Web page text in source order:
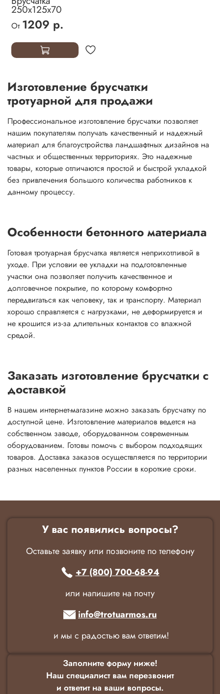
250х125х70
От 1209 р.
Изготовление брусчатки
тротуарной для продажи
Профессиональное изготовление брусчатки позволяет
нашим покупателям получать качественный и надежный
материал для благоустройства ландшафтных дизайнов на
частных и общественных территориях. Это надежные
товары, которые отличаются простой и быстрой укладкой
без привлечения большого количества работников к
данному процессу.
Особенности бетонного материала
Готовая тротуарная брусчатка является неприхотливой в
уходе. При условии ее укладки на подготовленные
участки она позволяет получить качественное и
долговечное покрытие, по которому комфортно
передвигаться как человеку, так и транспорту. Материал
хорошо справляется с нагрузками, не деформируется и
не крошится из-за длительных контактов со влажной
средой.
Заказать изготовление брусчатки с
доставкой
В нашем интернет-магазине можно заказать брусчатку по
доступной цене. Изготовление материалов ведется на
собственном заводе, оборудованном современным
оборудованием. Готовы помочь с выбором подходящих
товаров. Доставка заказов осуществляется по территории
разных населенных пунктов России в короткие сроки.
У вас появились вопросы?
Оставьте заявку или позвоните по телефону
+7 (800) 700-68-94
или напишите на почту
info@trotuarmos.ru
и мы с радостью вам ответим!
Заполните форму ниже!
Наш специалист вам перезвонит
и ответит на ваши вопросы.